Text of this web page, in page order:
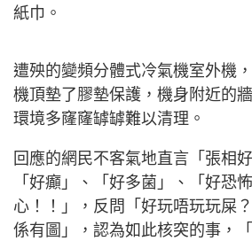
紙巾。
遭殃的變頻分體式冷氣機室外機
機頂墊了膠墊保護，機身附近的
環境多窿窿罅罅難以清理。
回應的網民不客氣地直言「張相
「好癲」、「好多菌」、「好恐
心！！」，反問「好玩唔玩玩屎
係有圖」，認為如此核突的事，